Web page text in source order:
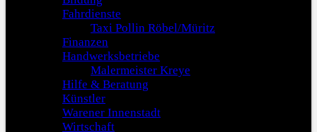
Fahrdienste
Taxi Pollin Röbel/Müritz
Finanzen
Handwerksbetriebe
Malermeister Kreye
Hilfe & Beratung
Künstler
Warener Innenstadt
Wirtschaft